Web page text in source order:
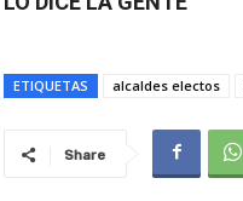
ETIQUETAS alcaldes electos
Share